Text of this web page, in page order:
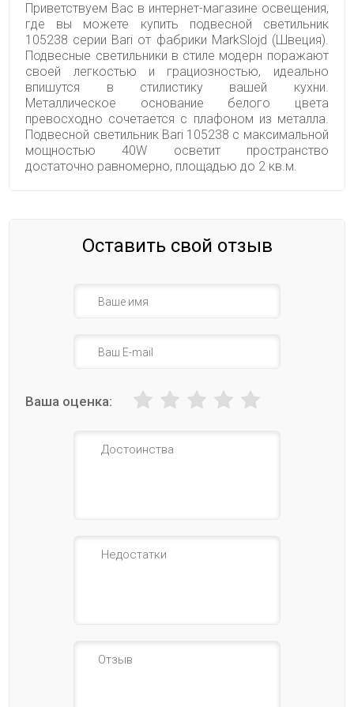
Приветствуем Вас в интернет-магазине освещения,
где вы можете купить подвесной светильник
105238 серии Bari от фабрики MarkSlojd (Швеция).
Подвесные светильники в стиле модерн поражают
своей легкостью и грациозностью, идеально
впишутся в стилистику вашей кухни.
Металлическое основание белого цвета
превосходно сочетается с плафоном из металла.
Подвесной светильник Bari 105238 с максимальной
мощностью 40W осветит пространство
достаточно равномерно, площадью до 2 кв.м.
Оставить свой отзыв
Ваша оценка: